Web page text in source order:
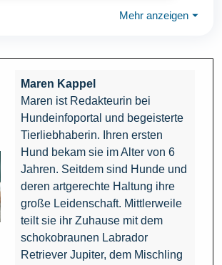
Mehr anzeigen ⏷
Maren Kappel
Maren ist Redakteurin bei
Hundeinfoportal und begeisterte
Tierliebhaberin. Ihren ersten
Hund bekam sie im Alter von 6
Jahren. Seitdem sind Hunde und
deren artgerechte Haltung ihre
große Leidenschaft. Mittlerweile
teilt sie ihr Zuhause mit dem
schokobraunen Labrador
Retriever Jupiter, dem Mischling